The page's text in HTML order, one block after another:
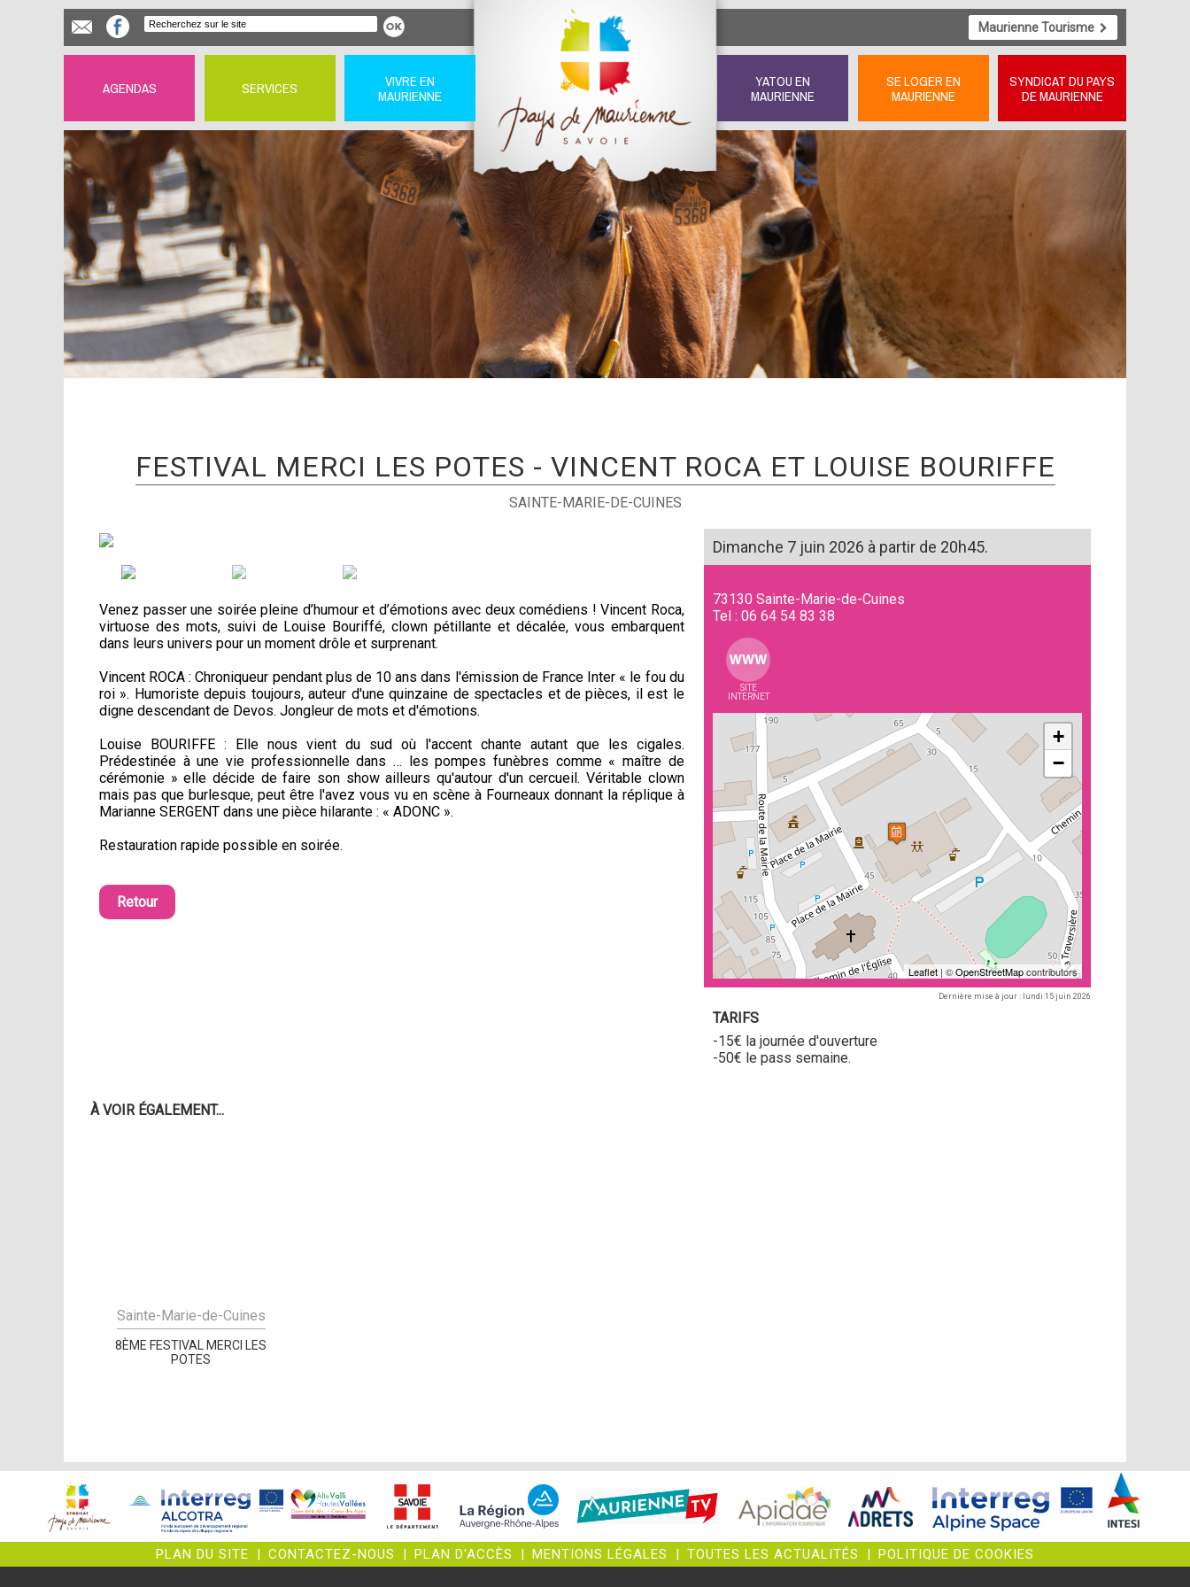
Maurienne Tourisme
AGENDAS SERVICES
VIVRE EN
MAURIENNE
YATOU EN
MAURIENNE
SE LOGER EN
MAURIENNE
SYNDICAT DU PAYS
DE MAURIENNE
FESTIVAL MERCI LES POTES - VINCENT ROCA ET LOUISE BOURIFFE
SAINTE-MARIE-DE-CUINES
Venez passer une soirée pleine d’humour et d’émotions avec deux comédiens ! Vincent Roca,
virtuose des mots, suivi de Louise Bouriffé, clown pétillante et décalée, vous embarquent
dans leurs univers pour un moment drôle et surprenant.
Vincent ROCA : Chroniqueur pendant plus de 10 ans dans l'émission de France Inter « le fou du
roi ». Humoriste depuis toujours, auteur d'une quinzaine de spectacles et de pièces, il est le
digne descendant de Devos. Jongleur de mots et d'émotions.
Louise BOURIFFE : Elle nous vient du sud où l'accent chante autant que les cigales.
Prédestinée à une vie professionnelle dans … les pompes funèbres comme « maître de
cérémonie » elle décide de faire son show ailleurs qu'autour d'un cercueil. Véritable clown
mais pas que burlesque, peut être l'avez vous vu en scène à Fourneaux donnant la réplique à
Marianne SERGENT dans une pièce hilarante : « ADONC ».
Restauration rapide possible en soirée.
Retour
Dimanche 7 juin 2026 à partir de 20h45.
73130 Sainte-Marie-de-Cuines
Tel : 06 64 54 83 38
SITE
INTERNET
+
−
Leaflet| ©OpenStreetMapcontributors
Dernière mise à jour : lundi 15 juin 2026
TARIFS
-15€ la journée d'ouverture
-50€ le pass semaine.
À VOIR ÉGALEMENT...
Sainte-Marie-de-Cuines
8ÈME FESTIVAL MERCI LES
POTES
PLAN DU SITE CONTACTEZ-NOUS PLAN D'ACCÈS MENTIONS LÉGALES TOUTES LES ACTUALITÉS POLITIQUE DE COOKIES